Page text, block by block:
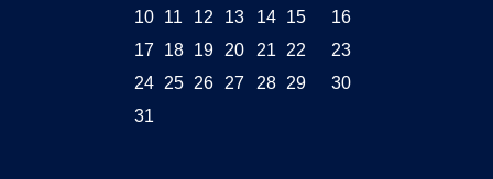
10
11 12 13 14 15
16
17
18 19 20 21 22
23
24
25 26 27 28 29
30
31